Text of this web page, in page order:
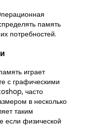
память
потребностей.
играет
с графическими
часто
в несколько
таким
если физической